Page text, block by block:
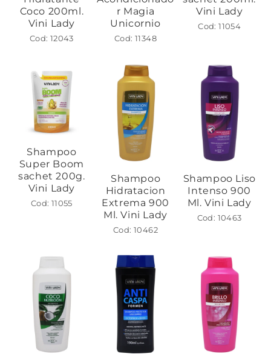
Coco 200ml.
Vini Lady
Cod: 12043
r Magia
Unicornio
Cod: 11348
Vini Lady
Cod: 11054
Shampoo
Super Boom
sachet 200g.
Vini Lady
Cod: 11055
Shampoo
Hidratacion
Extrema 900
Ml. Vini Lady
Cod: 10462
Shampoo Liso
Intenso 900
Ml. Vini Lady
Cod: 10463